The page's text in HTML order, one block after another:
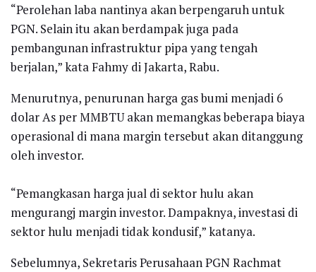
“Perolehan laba nantinya akan berpengaruh untuk
PGN. Selain itu akan berdampak juga pada
pembangunan infrastruktur pipa yang tengah
berjalan,” kata Fahmy di Jakarta, Rabu.
Menurutnya, penurunan harga gas bumi menjadi 6
dolar As per MMBTU akan memangkas beberapa biaya
operasional di mana margin tersebut akan ditanggung
oleh investor.
“Pemangkasan harga jual di sektor hulu akan
mengurangj margin investor. Dampaknya, investasi di
sektor hulu menjadi tidak kondusif,” katanya.
Sebelumnya, Sekretaris Perusahaan PGN Rachmat